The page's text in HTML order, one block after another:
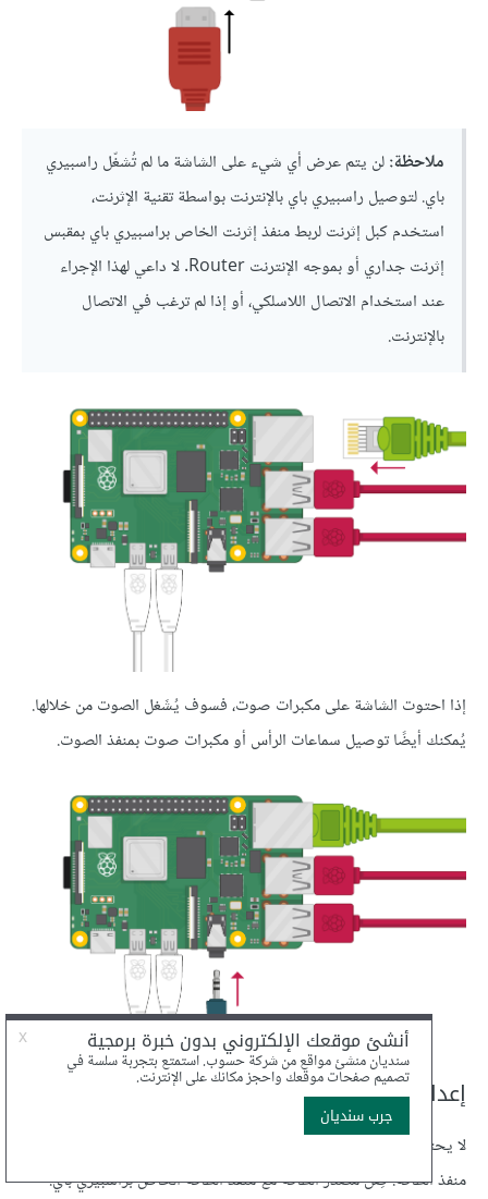
ملاحظة:لن يتم عرض أي شيء على الشاشة ما لم تُشغّل راسبيري
باي. لتوصيل راسبيري باي بالإنترنت بواسطة تقنية الإثرنت،
استخدم كبل إثرنت لربط منفذ إثرنت الخاص براسبيري باي بمقبس
إثرنت جداري أو بموجه الإنترنت Router. لا داعي لهذا الإجراء
عند استخدام الاتصال اللاسلكي، أو إذا لم ترغب في الاتصال
بالإنترنت.
إذا احتوت الشاشة على مكبرات صوت، فسوف يُشَغل الصوت من خلالها.
يُمكنك أيضًا توصيل سماعات الرأس أو مكبرات صوت بمنفذ الصوت.
إعداد راسبيري باي للعمل
لا يحتوي راسبيري باي على مفتاح طاقة، فهو سيعمل فور توصيله إلى
منفذ الطاقة. صِل مصدر الطاقة مع منفذ الطاقة الخاص براسبيري باي.